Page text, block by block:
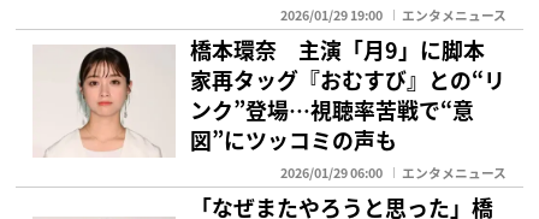
2026/01/29 19:00 エンタメニュース
橋本環奈 主演「月9」に脚本
家再タッグ『おむすび』との“リ
ンク”登場…視聴率苦戦で“意
図”にツッコミの声も
2026/01/29 06:00 エンタメニュース
「なぜまたやろうと思った」橋